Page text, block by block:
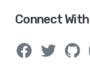
Connect With